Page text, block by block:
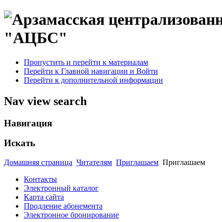
"АЦБС"
Пропустить и перейти к материалам
Перейти к Главной навигации и Войти
Перейти к дополнительной информации
Nav view search
Навигация
Искать
Домашняя страница Читателям Приглашаем Приглашаем
Контакты
Электронный каталог
Карта сайта
Продление абонемента
Электронное бронирование